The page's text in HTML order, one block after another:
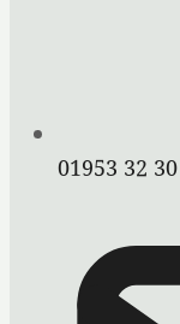
01953 32